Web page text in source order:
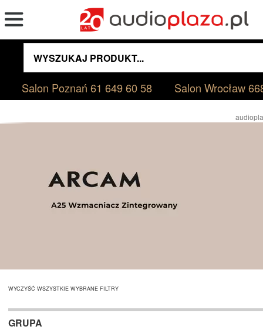
Salon Poznań61 649 60 58 Salon Wrocław
WYCZYŚĆ WSZYSTKIE WYBRANE FILTRY
GRUPA